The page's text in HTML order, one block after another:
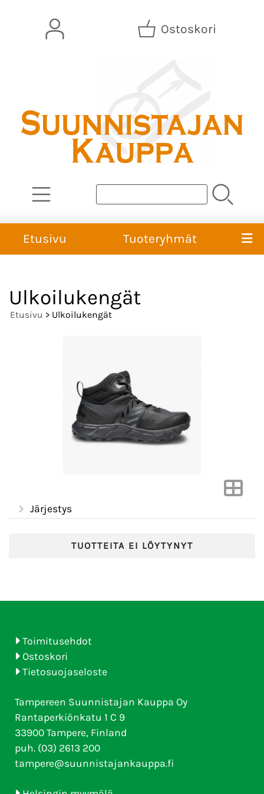
Ostoskori
Etusivu Tuoteryhmät
Ulkoilukengät
Etusivu > Ulkoilukengät
Järjestys
TUOTTEITA EI LÖYTYNYT
Toimitusehdot
Ostoskori
Tietosuojaseloste
Tampereen Suunnistajan Kauppa Oy
Rantaperkiönkatu 1 C 9
33900 Tampere, Finland
puh. (03) 2613 200
tampere@suunnistajankauppa.fi